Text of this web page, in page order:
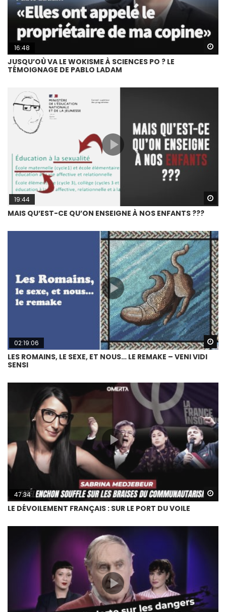
16:48
JUSQU’OÙ VA LE WOKISME À SCIENCES PO ? LE
TÉMOIGNAGE DE PABLO LADAM
19:44
MAIS QU’EST-CE QU’ON ENSEIGNE À NOS ENFANTS ???
02:19:06
LES ROMAINS, LE SEXE, ET NOUS… LE REMAKE – VENI VIDI
SENSI
47:34
LE DÉVOILEMENT FRANÇAIS : SUR LE PORT DU VOILE